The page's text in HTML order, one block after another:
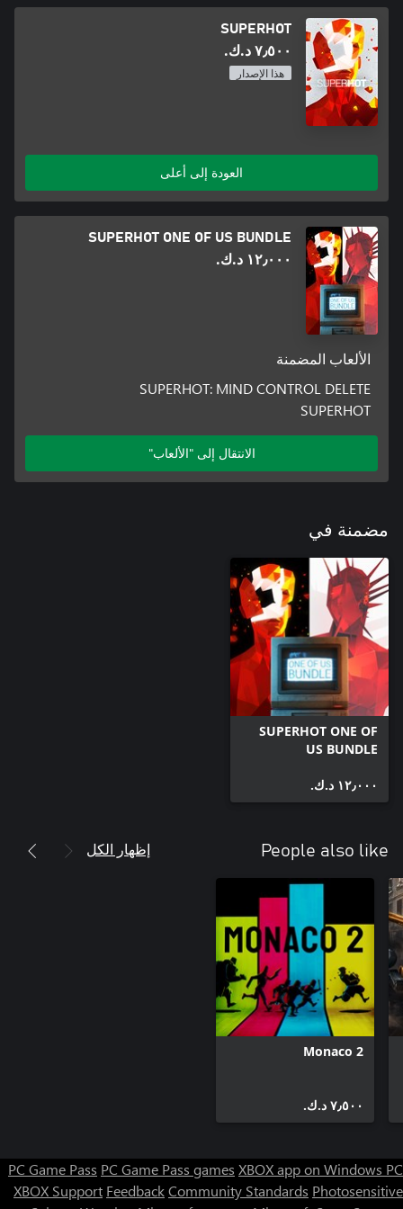
SUPERHOT
٧٫٥٠٠ د.ك.‏
هذا الإصدار
العودة إلى أعلى
SUPERHOT ONE OF US BUNDLE
١٢٫٠٠٠ د.ك.‏
الألعاب المضمنة
SUPERHOT: MIND CONTROL DELETE
SUPERHOT
الانتقال إلى "الألعاب"
مضمنة في
SUPERHOT ONE OF
US BUNDLE
١٢٫٠٠٠ د.ك.‏
People also like إظهار الكل
Monaco 2
٧٫٥٠٠ د.ك.‏
PC Game Pass PC Game Pass games XBOX app on Windows PC
XBOX Support FeedbackCommunity Standards Photosensitive